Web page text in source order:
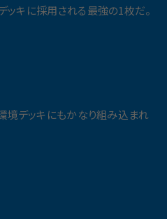
キに採用される最強の1枚だ。
境デッキにもかなり組み込まれ